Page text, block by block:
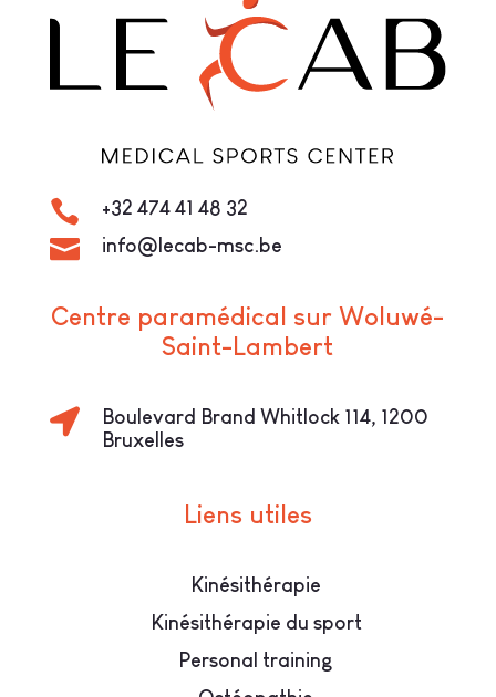
 +32 474 41 48 32
 info@lecab-msc.be
Centre paramédical sur Woluwé-
Saint-Lambert

Boulevard Brand Whitlock 114, 1200
Bruxelles
Liens utiles
Kinésithérapie
Kinésithérapie du sport
Personal training